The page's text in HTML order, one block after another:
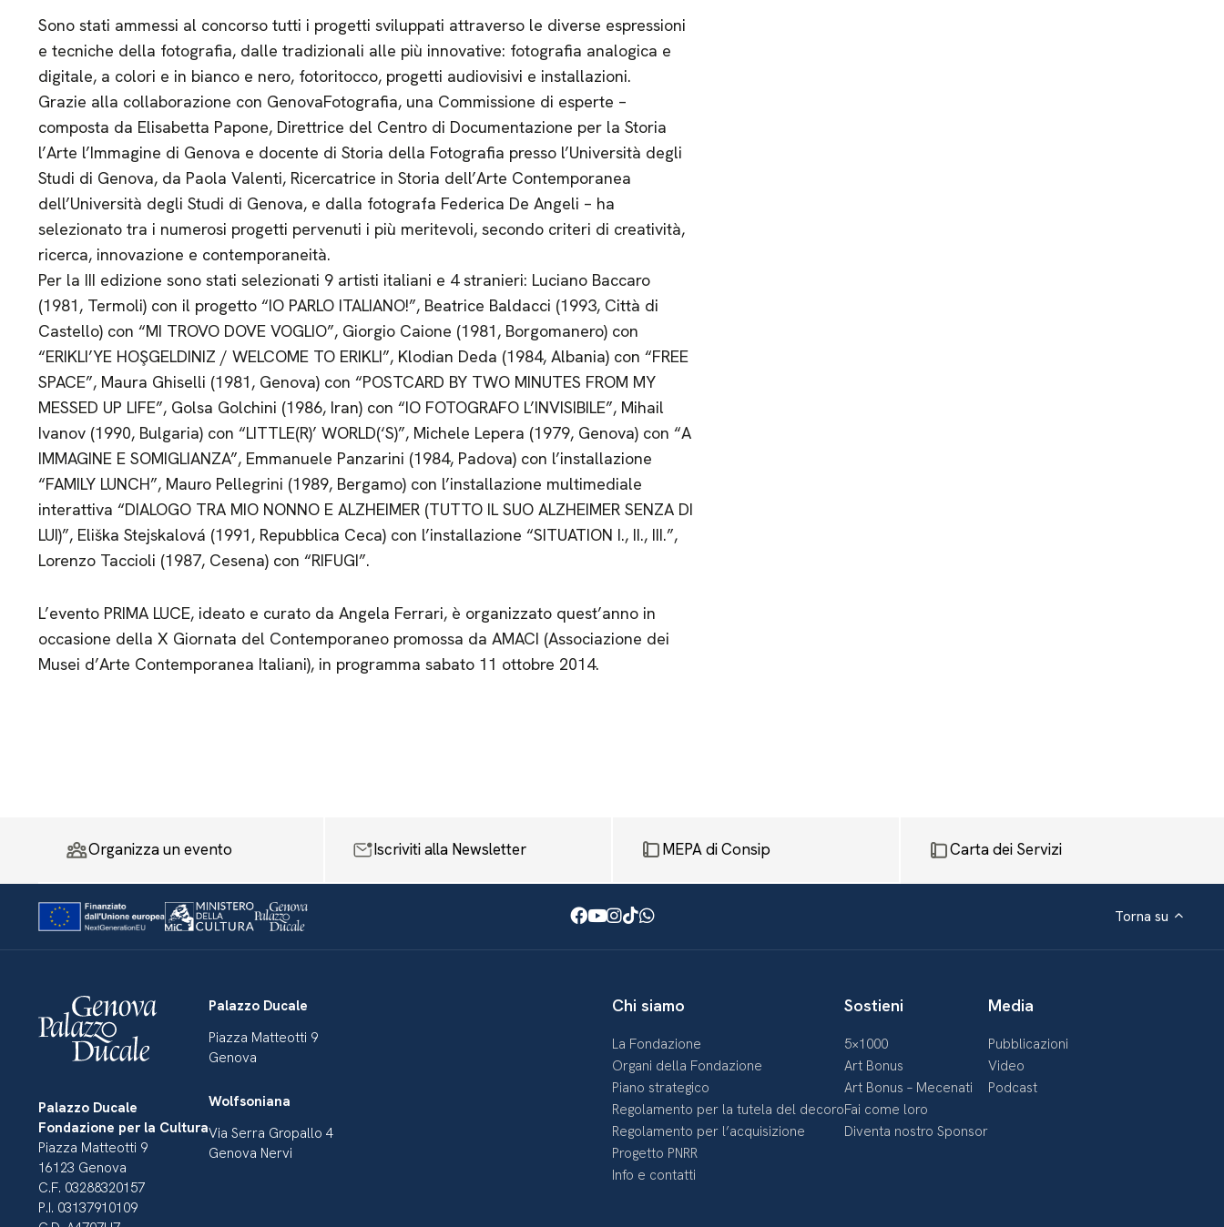
Sono stati ammessi al concorso tutti i progetti sviluppati attraverso le diverse espressioni
e tecniche della fotografia, dalle tradizionali alle più innovative: fotografia analogica e
digitale, a colori e in bianco e nero, fotoritocco, progetti audiovisivi e installazioni.
Grazie alla collaborazione con GenovaFotografia, una Commissione di esperte –
composta da Elisabetta Papone, Direttrice del Centro di Documentazione per la Storia
l’Arte l’Immagine di Genova e docente di Storia della Fotografia presso l’Università degli
Studi di Genova, da Paola Valenti, Ricercatrice in Storia dell’Arte Contemporanea
dell’Università degli Studi di Genova, e dalla fotografa Federica De Angeli – ha
selezionato tra i numerosi progetti pervenuti i più meritevoli, secondo criteri di creatività,
ricerca, innovazione e contemporaneità.
Per la III edizione sono stati selezionati 9 artisti italiani e 4 stranieri: Luciano Baccaro
(1981, Termoli) con il progetto “IO PARLO ITALIANO!”, Beatrice Baldacci (1993, Città di
Castello) con “MI TROVO DOVE VOGLIO”, Giorgio Caione (1981, Borgomanero) con
“ERIKLI’YE HOŞGELDINIZ / WELCOME TO ERIKLI”, Klodian Deda (1984, Albania) con “FREE
SPACE”, Maura Ghiselli (1981, Genova) con “POSTCARD BY TWO MINUTES FROM MY
MESSED UP LIFE”, Golsa Golchini (1986, Iran) con “IO FOTOGRAFO L’INVISIBILE”, Mihail
Ivanov (1990, Bulgaria) con “LITTLE(R)’ WORLD(‘S)”, Michele Lepera (1979, Genova) con “A
IMMAGINE E SOMIGLIANZA”, Emmanuele Panzarini (1984, Padova) con l’installazione
“FAMILY LUNCH”, Mauro Pellegrini (1989, Bergamo) con l’installazione multimediale
interattiva “DIALOGO TRA MIO NONNO E ALZHEIMER (TUTTO IL SUO ALZHEIMER SENZA DI
LUI)”, Eliška Stejskalová (1991, Repubblica Ceca) con l’installazione “SITUATION I., II., III.”,
Lorenzo Taccioli (1987, Cesena) con “RIFUGI”.
L’evento PRIMA LUCE, ideato e curato da Angela Ferrari, è organizzato quest’anno in
occasione della X Giornata del Contemporaneo promossa da AMACI (Associazione dei
Musei d’Arte Contemporanea Italiani), in programma sabato 11 ottobre 2014.
Organizza un evento Iscriviti alla Newsletter MEPA di Consip Carta dei Servizi
Facebook
Youtube
Instagram
TikTok
WhatsApp Torna su
Palazzo Ducale
Fondazione per la Cultura
Piazza Matteotti 9
16123 Genova
C.F. 03288320157
P.I. 03137910109
Palazzo Ducale
Piazza Matteotti 9
Genova
Wolfsoniana
Via Serra Gropallo 4
Genova Nervi
Chi siamo
La Fondazione
Organi della Fondazione
Piano strategico
Regolamento per la tutela del decoro
Regolamento per l’acquisizione
Progetto PNRR
Info e contatti
Sostieni
5×1000
Art Bonus
Art Bonus – Mecenati
Fai come loro
Diventa nostro Sponsor
Media
Pubblicazioni
Video
Podcast